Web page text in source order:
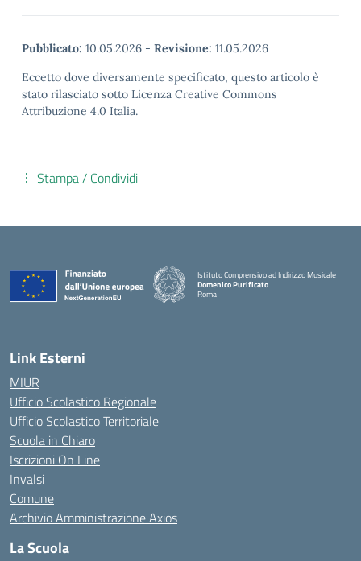
Pubblicato: 10.05.2026 - Revisione: 11.05.2026
Eccetto dove diversamente specificato, questo articolo è
stato rilasciato sotto Licenza Creative Commons
Attribuzione 4.0 Italia.
Stampa / Condividi
Istituto Comprensivo ad Indirizzo Musicale
Domenico Purificato
Roma
Link Esterni
MIUR
Ufficio Scolastico Regionale
Ufficio Scolastico Territoriale
Scuola in Chiaro
Iscrizioni On Line
Invalsi
Comune
Archivio Amministrazione Axios
La Scuola